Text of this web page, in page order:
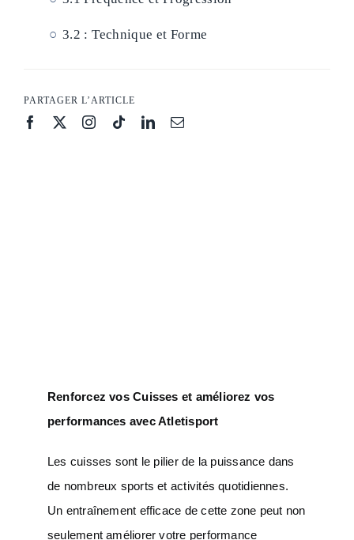
3.2 :Technique et Forme
PARTAGER L’ARTICLE
Renforcez vos Cuisses et améliorez vos
performances avec Atletisport
Les cuisses sont le pilier de la puissance dans
de nombreux sports et activités quotidiennes.
Un entraînement efficace de cette zone peut non
seulement améliorer votre performance